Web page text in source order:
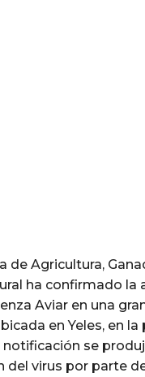
de Agricultura,
ha confirmado la
Aviar en una
en Yeles, en la
notificación se
del virus por parte